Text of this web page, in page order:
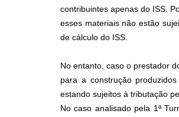
contribuintes apenas do ISS.
esses materiais não estão
de cálculo do ISS.
No entanto, caso o prestador
para a construção
estando sujeitos à tributação
No caso analisado pela 1ª